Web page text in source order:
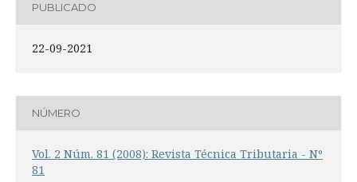
PUBLICADO
22-09-2021
NÚMERO
Vol. 2 Núm. 81 (2008): Revista Técnica Tributaria - Nº
81